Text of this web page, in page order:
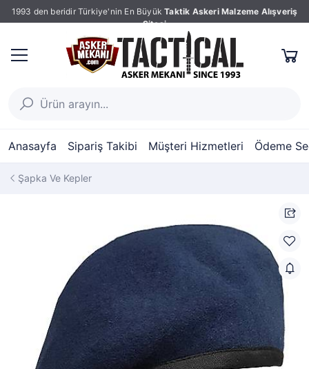
1993 den beridir Türkiye'nin En Büyük Taktik Askeri Malzeme Alışveriş
Sitesi
Anasayfa Sipariş Takibi Müşteri Hizmetleri Ödeme
Şapka Ve Kepler